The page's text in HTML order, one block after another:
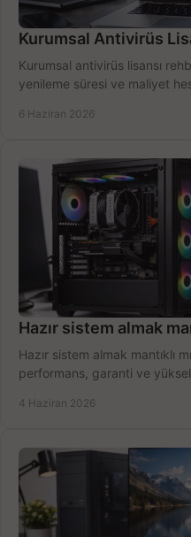
Kurumsal Antivirüs
Kurumsal antivirüs lisansı
yenileme süresi ve maliyet
6 Haziran 2026
Hazır sistem almak
Hazır sistem almak mantıklı
performans, garanti ve
4 Haziran 2026